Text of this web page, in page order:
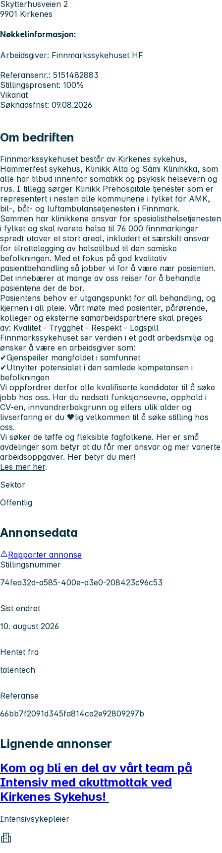
Skytterhusveien 2
9901 Kirkenes
Nøkkelinformasjon:
Arbeidsgiver: Finnmarkssykehuset HF
Referansenr.: 5151482883
Stillingsprosent: 100%
Vikariat
Søknadsfrist: 09.08.2026
Om bedriften
Finnmarkssykehuset består av Kirkenes sykehus,
Hammerfest sykehus, Klinikk Alta og Sámi Klinihkka, som
alle har tilbud innenfor somatikk og psykisk helsevern og
rus. I tillegg sørger Klinikk Prehospitale tjenester som er
representert i nesten alle kommunene i fylket for AMK,
bil-, båt- og luftambulansetjenesten i Finnmark.
Sammen har klinikkene ansvar for spesialisthelsetjenesten
i fylket og skal ivareta helsa til 76 000 finnmarkinger
spredt utover et stort areal, inkludert et særskilt ansvar
for tilrettelegging av helsetilbud til den samiske
befolkningen. Med et fokus på god kvalitativ
pasientbehandling så jobber vi for å være nær pasienten.
Det innebærer at mange av oss reiser for å behandle
pasientene der de bor.
Pasientens behov er utgangspunkt for all behandling, og
kjernen i all pleie. Vårt møte med pasienter, pårørende,
kolleger og eksterne samarbeidspartnere skal preges
av: Kvalitet - Trygghet - Respekt - Lagspill
Finnmarkssykehuset ser verdien i et godt arbeidsmiljø og
ønsker å være en arbeidsgiver som:
✔Gjenspeiler mangfoldet i samfunnet
✔Utnytter potensialet i den samlede kompetansen i
befolkningen
Vi oppfordrer derfor alle kvalifiserte kandidater til å søke
jobb hos oss. Har du nedsatt funksjonsevne, opphold i
CV-en, innvandrerbakgrunn og ellers ulik alder og
livserfaring er du 🧡lig velkommen til å søke stilling hos
oss.
Vi søker de tøffe og fleksible fagfolkene. Her er små
avdelinger som betyr at du får mer ansvar og mer varierte
arbeidsoppgaver. Her betyr du mer!
Les mer her.
Sektor
Offentlig
Annonsedata
Rapporter annonse
Stillingsnummer
74fea32d-a585-400e-a3e0-208423c96c53
Sist endret
10. august 2026
Hentet fra
talentech
Referanse
66bb7f2091d345fa814ca2e92809297b
Lignende annonser
Kom og bli en del av vårt team på
Intensiv med akuttmottak ved
Kirkenes Sykehus!
Intensivsykepleier